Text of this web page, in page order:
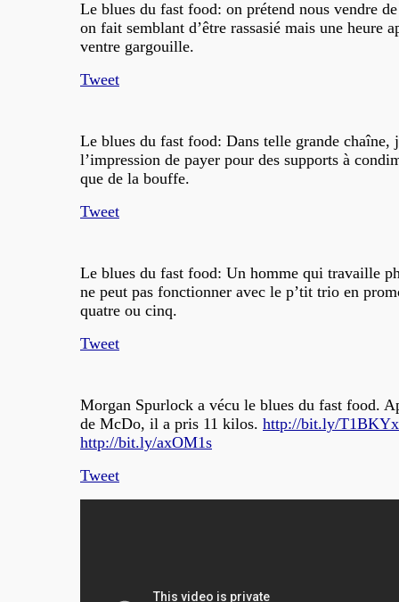
Le blues du fast food: on prétend nous vendre
on fait semblant d’être rassasié mais une heure
ventre gargouille.
Tweet
Le blues du fast food: Dans telle grande chaîne,
l’impression de payer pour des supports à
que de la bouffe.
Tweet
Le blues du fast food: Un homme qui travaille
ne peut pas fonctionner avec le p’tit trio en
quatre ou cinq.
Tweet
Morgan Spurlock a vécu le blues du fast food.
de McDo, il a pris 11 kilos. http://bit.ly/T1BKYx
http://bit.ly/axOM1s
Tweet